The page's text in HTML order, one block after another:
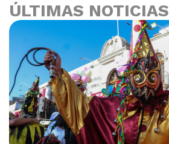
ÚLTIMAS NOTICIAS